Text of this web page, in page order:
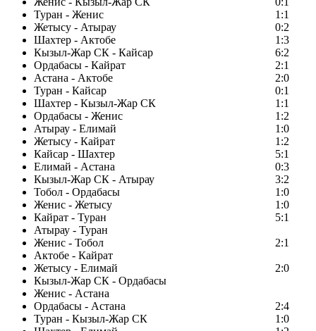
Туран - Женис
1:1
Жетысу - Атырау
0:2
Шахтер - Актобе
1:3
Кызыл-Жар СК - Кайсар
6:2
Ордабасы - Кайрат
2:1
Астана - Актобе
2:0
Туран - Кайсар
0:1
Шахтер - Кызыл-Жар СК
1:1
Ордабасы - Женис
1:2
Атырау - Елимай
1:0
Жетысу - Кайрат
1:2
Кайсар - Шахтер
5:1
Елимай - Астана
0:3
Кызыл-Жар СК - Атырау
3:2
Тобол - Ордабасы
1:0
Женис - Жетысу
1:0
Кайрат - Туран
5:1
Атырау - Туран
Женис - Тобол
2:1
Актобе - Кайрат
Жетысу - Елимай
2:0
Кызыл-Жар СК - Ордабасы
Женис - Астана
Ордабасы - Астана
2:4
Туран - Кызыл-Жар СК
1:0